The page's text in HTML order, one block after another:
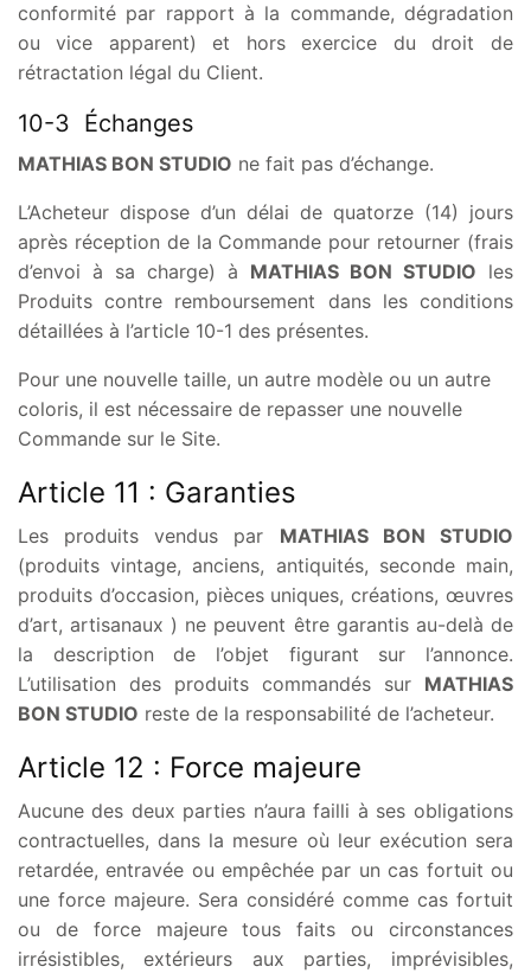
conformité par rapport à la commande, dégradation
ou vice apparent) et hors exercice du droit de
rétractation légal du Client.
10-3 Échanges
MATHIAS BON STUDIO ne fait pas d’échange.
L’Acheteur dispose d’un délai de quatorze (14) jours
après réception de la Commande pour retourner (frais
d’envoi à sa charge) à MATHIAS BON STUDIO les
Produits contre remboursement dans les conditions
détaillées à l’article 10-1 des présentes.
Pour une nouvelle taille, un autre modèle ou un autre
coloris, il est nécessaire de repasser une nouvelle
Commande sur le Site.
Article 11 : Garanties
Les produits vendus par MATHIAS BON STUDIO
(produits vintage, anciens, antiquités, seconde main,
produits d’occasion, pièces uniques, créations, œuvres
d’art, artisanaux ) ne peuvent être garantis au-delà de
la description de l’objet figurant sur l’annonce.
L’utilisation des produits commandés sur MATHIAS
BON STUDIO reste de la responsabilité de l’acheteur.
Article 12 : Force majeure
Aucune des deux parties n’aura failli à ses obligations
contractuelles, dans la mesure où leur exécution sera
retardée, entravée ou empêchée par un cas fortuit ou
une force majeure. Sera considéré comme cas fortuit
ou de force majeure tous faits ou circonstances
irrésistibles, extérieurs aux parties, imprévisibles,